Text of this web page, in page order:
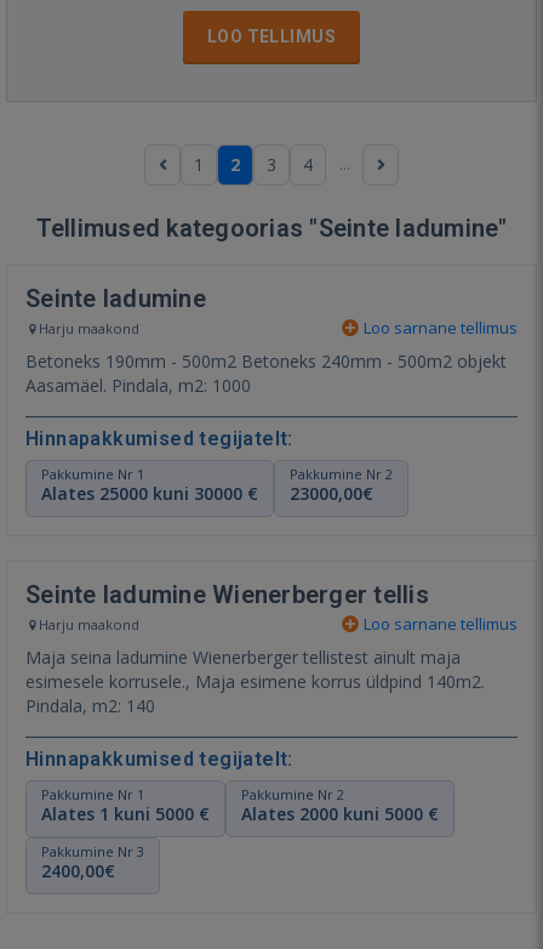
LOO TELLIMUS
1 2 3 4 ...
Tellimused kategoorias "Seinte ladumine"
Seinte ladumine
Harju maakond Loo sarnane tellimus
Betoneks 190mm - 500m2 Betoneks 240mm - 500m2 objekt
Aasamäel. Pindala, m2: 1000
Hinnapakkumised tegijatelt:
Pakkumine Nr 1
Alates 25000 kuni 30000 €
Pakkumine Nr 2
23000,00€
Seinte ladumine Wienerberger tellis
Harju maakond Loo sarnane tellimus
Maja seina ladumine Wienerberger tellistest ainult maja
esimesele korrusele., Maja esimene korrus üldpind 140m2.
Pindala, m2: 140
Hinnapakkumised tegijatelt:
Pakkumine Nr 1
Alates 1 kuni 5000 €
Pakkumine Nr 2
Alates 2000 kuni 5000 €
Pakkumine Nr 3
2400,00€